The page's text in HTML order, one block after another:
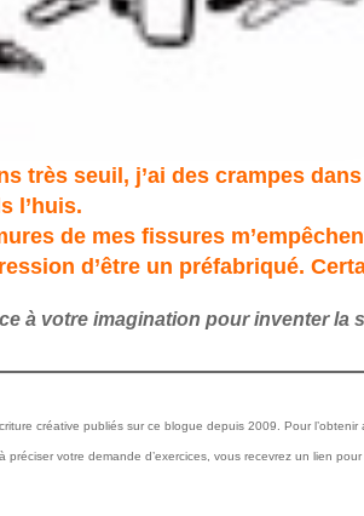
très seuil, j’ai des crampes
l’huis.
de mes fissures
d’être un préfabriqué.
à votre imagination pour inventer la
créative publiés sur ce blogue depuis 2009. Pour
votre demande d’exercices, vous recevrez un lien pour